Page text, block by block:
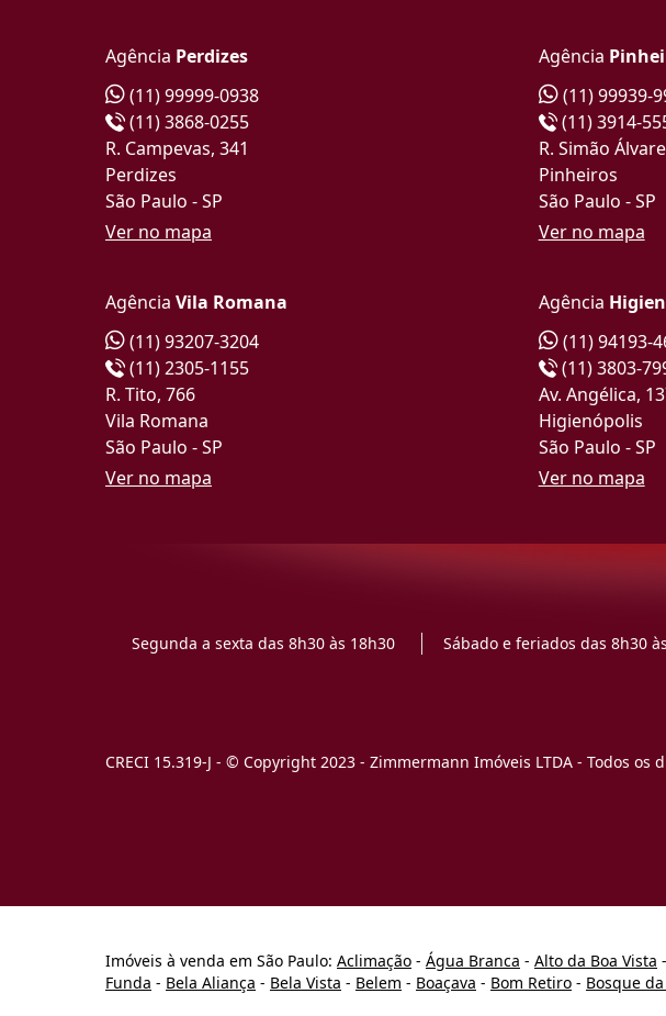
Agência Perdizes
(11) 99999-0938
(11) 3868-0255
R. Campevas, 341
Perdizes
São Paulo - SP
Ver no mapa
Agência
(11) 99939-
(11) 3914-
R. Simão
Pinheiros
São Paulo - SP
Ver no mapa
Agência Vila Romana
(11) 93207-3204
(11) 2305-1155
R. Tito, 766
Vila Romana
São Paulo - SP
Ver no mapa
Agência
(11) 94193-
(11) 3803-
Av. Angélica,
Higienópolis
São Paulo - SP
Ver no mapa
Segunda a sexta das 8h30 às 18h30 Sábado e feriados das 8h30
CRECI 15.319-J - © Copyright 2023 - Zimmermann Imóveis LTDA - Todos os
Imóveis à venda em São Paulo: Aclimação - Água Branca - Alto da Boa Vista -
Funda - Bela Aliança - Bela Vista - Belem - Boaçava - Bom Retiro - Bosque